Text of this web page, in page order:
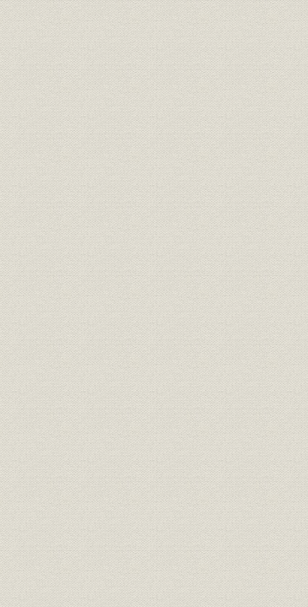
都電から自動車交通へ(昭和35年)[久保敏氏]
仲7号館跡の富士製鉄ビル工事現場(昭和35年)
仲12号館前での憩いのひととき
富士製鉄ビル工事現場周辺を上空より見る
昭和36年の東京駅前広場[久保敏氏]
拡幅整備された仲通り(昭和42年)
仲通りの両側を埋めた車の列(昭和35年ごろ)
角型ポストは昭和26年、青ポストは31年から
オリンピックの装飾を施した丸ビルと新丸ビル(昭和39年)
地方都市進出の第1号、大名古屋ビル(昭和40年)
東京駅越しに日本ビルを望む(昭和41年)
三菱商事ビルの開館式(昭和46年)
ブーツの流行は昭和47年冬
京葉港地区の埋立て(昭和47年)
浚渫船〈第一菱和丸〉
泉パークタウンの造成工事(昭和47年)
第1号マンション、赤坂パークハウス
昭和60年の泉パークタウン
新国際ビルに設けられた三菱住宅センター
金沢文庫分譲地の売出し(昭和46年)
昭和51年ごろの企業広告と47年ごろのノベルティ
重量鉄骨構造の企画型住宅ASSET200